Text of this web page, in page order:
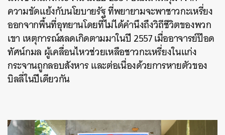
ความขัดแย้งกับนโยบายรัฐ ที่พยายามจะพาชาวกะเหรี่ยง
ออกจากพื้นที่อุทยานโดยที่ไม่ได้คำนึงถึงวิถีชีวิตของพวก
เขา เหตุการณ์สลดเกิดตามมาในปี 2557 เมื่ออาจารย์ป๊อด
ทัศน์กมล ผู้เคลื่อนไหวช่วยเหลือชาวกะเหรี่ยงในแก่ง
กระจานถูกลอบสังหาร และต่อเนื่องด้วยการหายตัวของ
บิลลี่ในปีเดียวกัน